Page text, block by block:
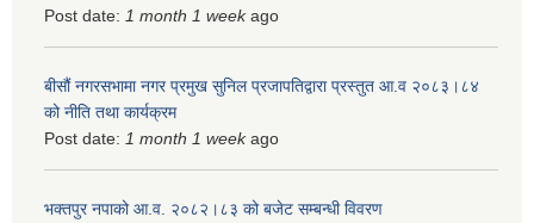
Post date: 1 month 1 weekago
बीसौं नगरसभामा नगर प्रमुख सुनिल प्रजापतिद्वारा प्रस्तुत आ.व‍ २०८३।८४
को नीति तथा कार्यक्रम
Post date: 1 month 1 weekago
भक्तपुर नपाको आ.व. २०८२।८३ को बजेट सम्बन्धी विवरण